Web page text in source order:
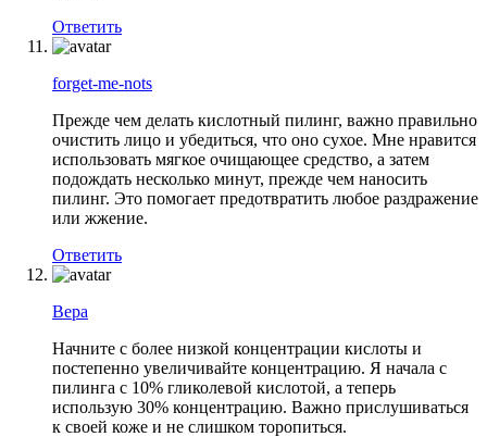
Ответить
forget-me-nots
Прежде чем делать кислотный пилинг, важно правильно
очистить лицо и убедиться, что оно сухое. Мне нравится
использовать мягкое очищающее средство, а затем
подождать несколько минут, прежде чем наносить
пилинг. Это помогает предотвратить любое раздражение
или жжение.
Ответить
Вера
Начните с более низкой концентрации кислоты и
постепенно увеличивайте концентрацию. Я начала с
пилинга с 10% гликолевой кислотой, а теперь
использую 30% концентрацию. Важно прислушиваться
к своей коже и не слишком торопиться.